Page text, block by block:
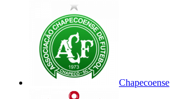
Chapecoense